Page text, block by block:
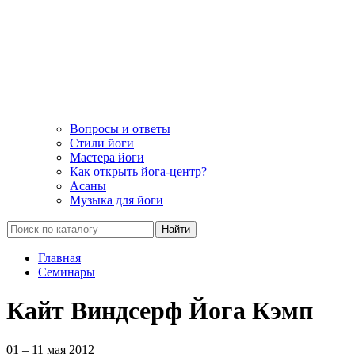
Вопросы и ответы
Стили йоги
Мастера йоги
Как открыть йога-центр?
Асаны
Музыка для йоги
Найти
Главная
Семинары
Кайт Виндсерф Йога Кэмп
01 – 11 мая 2012